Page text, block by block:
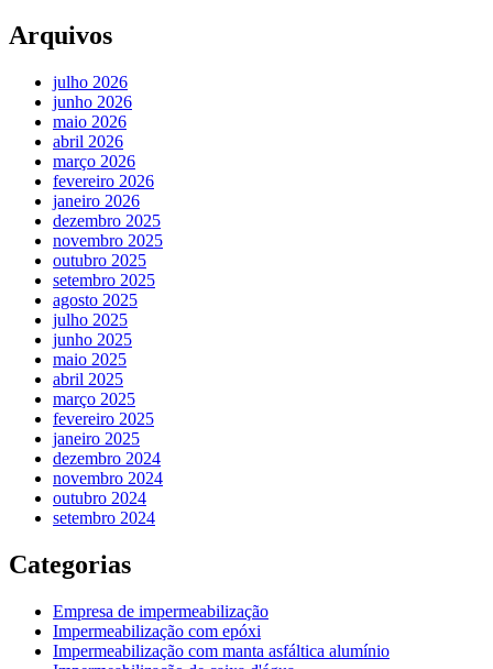
Arquivos
julho 2026
junho 2026
maio 2026
abril 2026
março 2026
fevereiro 2026
janeiro 2026
dezembro 2025
novembro 2025
outubro 2025
setembro 2025
agosto 2025
julho 2025
junho 2025
maio 2025
abril 2025
março 2025
fevereiro 2025
janeiro 2025
dezembro 2024
novembro 2024
outubro 2024
setembro 2024
Categorias
Empresa de impermeabilização
Impermeabilização com epóxi
Impermeabilização com manta asfáltica alumínio